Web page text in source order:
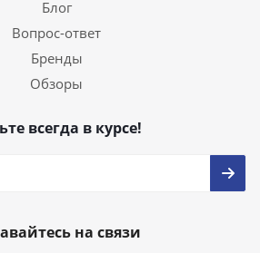
Блог
Вопрос-ответ
Бренды
Обзоры
всегда в курсе!
на связи